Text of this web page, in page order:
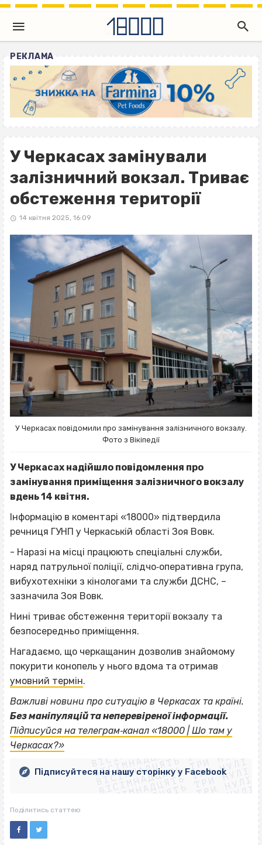
РЕКЛАМА
У Черкасах замінували
залізничний вокзал. Триває
обстеження території
14 квітня 2025, 16:09
У Черкасах повідомили про замінування залізничного вокзалу.
Фото з Вікіпедії
У Черкасах надійшло повідомлення про
замінування приміщення залізничного вокзалу
вдень 14 квітня.
Інформацію в коментарі «18000» підтвердила
речниця ГУНП у Черкаській області Зоя Вовк.
- Наразі на місці працюють спеціальні служби,
наряд патрульної поліції, слідчо‐оперативна група,
вибухотехніки з кінологами та служби ДСНС, –
зазначила Зоя Вовк.
Нині триває обстеження території вокзалу та
безпосередньо приміщення.
Нагадаємо, що черкащанин дозволив знайомому
покурити конопель у нього вдома та отримав
умовний термін.
Важливі новини про ситуацію в Черкасах та країні.
Без маніпуляцій та неперевіреної інформації.
Підписуйся на телеграм‐канал «18000 | Шо там у
Черкасах?»
ВІСІМНАДЦЯТЬ ТРИ НУЛІ
ВІСІМНАДЦЯТЬ ТРИ НУЛІ
ВІСІМНАДЦЯТЬ ТРИ НУЛІ
ВІСІМНАДЦЯТЬ ТРИ НУЛІ
ВІСІМНАДЦЯТЬ ТРИ НУЛІ
ВІСІМНАДЦЯТЬ ТРИ НУЛІ
ВІСІМНАДЦЯТЬ ТРИ НУЛІ
ВІСІМНАДЦЯТЬ ТРИ НУЛІ
Підписуйтеся на нашу сторінку у Facebook
Поділитись статтею